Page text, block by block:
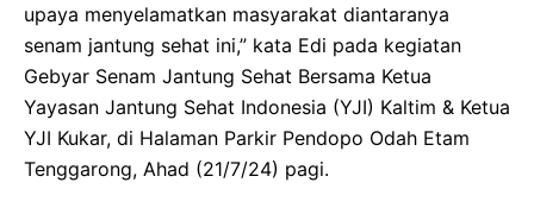
upaya menyelamatkan masyarakat diantaranya
senam jantung sehat ini,” kata Edi pada kegiatan
Gebyar Senam Jantung Sehat Bersama Ketua
Yayasan Jantung Sehat Indonesia (YJI) Kaltim & Ketua
YJI Kukar, di Halaman Parkir Pendopo Odah Etam
Tenggarong, Ahad (21/7/24) pagi.